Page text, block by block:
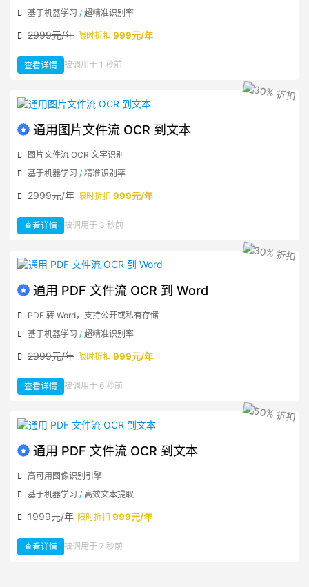
基于机器学习 / 超精准识别率
2999元/年 限时折扣 999元/年
查看详情 ：
通
地
址
OCR
Word
被调用于 1 秒前
通用图片文件流 OCR 到文本
图片文件流 OCR 文字识别
基于机器学习 / 精准识别率
2999元/年 限时折扣 999元/年
查看详情 ：
通
文
件
到
文
被调用于 3 秒前
通用 PDF 文件流 OCR 到 Word
PDF 转 Word，支持公开或私有存储
基于机器学习 / 超精准识别率
2999元/年 限时折扣 999元/年
查看详情 ：
通
件
流
OCR
Word
被调用于 6 秒前
通用 PDF 文件流 OCR 到文本
高可用图像识别引擎
基于机器学习 / 高效文本提取
1999元/年 限时折扣 999元/年
查看详情 ：
通
被调用于 7 秒前